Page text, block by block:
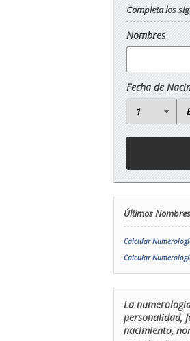
Completa los
Nombres
Fecha de
Últimos
Calcular
Calcular
La
personalidad,
nacimiento,